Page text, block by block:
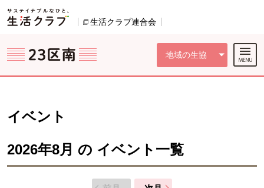
ページの先頭です。
生活クラブ連合会
地域の生協
ここからサイト内共通メニューです。
サイト内共通メニューをスキップする
サイト内共通メニューここまで。
イベント
2026年8月 の イベント一覧